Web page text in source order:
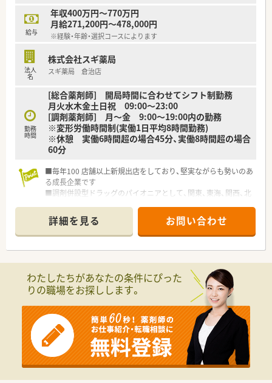
給与
年収400万円～770万円
月給271,200円～478,000円
※経験・年齢・選択コースによります
法人
名
株式会社スギ薬局
スギ薬局 倉治店
勤務
時間
[総合薬剤師] 開局時間に合わせてシフト制勤務
月火水木金土日祝 09:00〜23:00
[調剤薬剤師] 月～金 9:00～19:00内の勤務
※変形労働時間制(実働1日平均8時間勤務)
※休憩 実働6時間超の場合45分、実働8時間超の場合
60分
■毎年100 店舗以上新規出店をしており、堅実ながらも勢いのあ
る成長企業です
■調剤併設型ドラッグのパイオニアとして、関東、東海、関西、北
■研修制度は様々なプランがあり、集合研修だけでなく任意で受
講可能な研修も幅広く用意されています
■店舗で活躍する従業員、社外で活躍する従業員、将来経営幹部
となる従業員など、薬剤師として様々な活躍ができるフィールド
■総合薬剤師・調剤薬剤師（土日休み・19時までの勤務）どちらか
の働き方を選択できます
■調剤併設型だけでなく「医療モール・クリニック併設店舗」「敷
地内薬局」「訪問調剤特化型店舗」など様々な店舗を運営してい
ます
■在宅医療にも積極的取り組んでおり「訪問調剤特化型店舗」を
50店舗以上、無菌調剤室は業界最多の51店舗設置しています
■「プラチナくるみん認定企業」「健康経営優良法人2023（大規模
法人部門）認定」等を取得し一人ひとりが働きやすい環境が整備
されています
■充実した研修制度、人事制度、評価制度、キャリア支援制度等
詳細を見る お問い合わせ
わたしたちがあなたの条件にぴった
りの職場をお探しします。